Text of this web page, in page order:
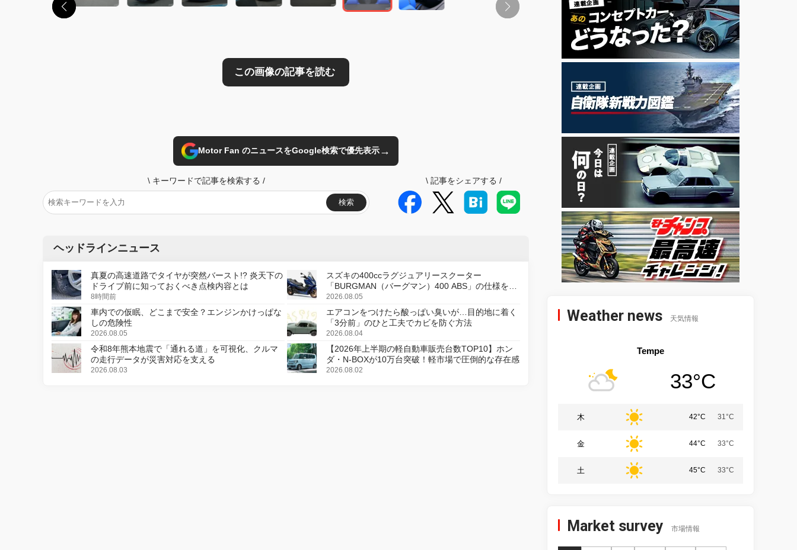
Motor Fan のニュースをGoogle検索で優先表示→
\ キーワードで記事を検索する /
検索
\ 記事をシェアする /
ヘッドラインニュース
真夏の高速道路でタイヤが突然バースト!? 炎天下の
ドライブ前に知っておくべき点検内容とは
8時間前
スズキの400ccラグジュアリースクーター
「BURGMAN（バーグマン）400 ABS」の仕様を変
更し、8月18日に発売
2026.08.05
車内での仮眠、どこまで安全？エンジンかけっぱな
しの危険性
2026.08.05
エアコンをつけたら酸っぱい臭いが…目的地に着く
「3分前」のひと工夫でカビを防ぐ方法
2026.08.04
令和8年熊本地震で「通れる道」を可視化、クルマ
の走行データが災害対応を支える
2026.08.03
【2026年上半期の軽自動車販売台数TOP10】ホン
ダ・N-BOXが10万台突破！軽市場で圧倒的な存在感
2026.08.02
Weather news 天気情報
Tempe
33°C
木 42°C 31°C
金 44°C 33°C
土 45°C 33°C
Market survey 市場情報